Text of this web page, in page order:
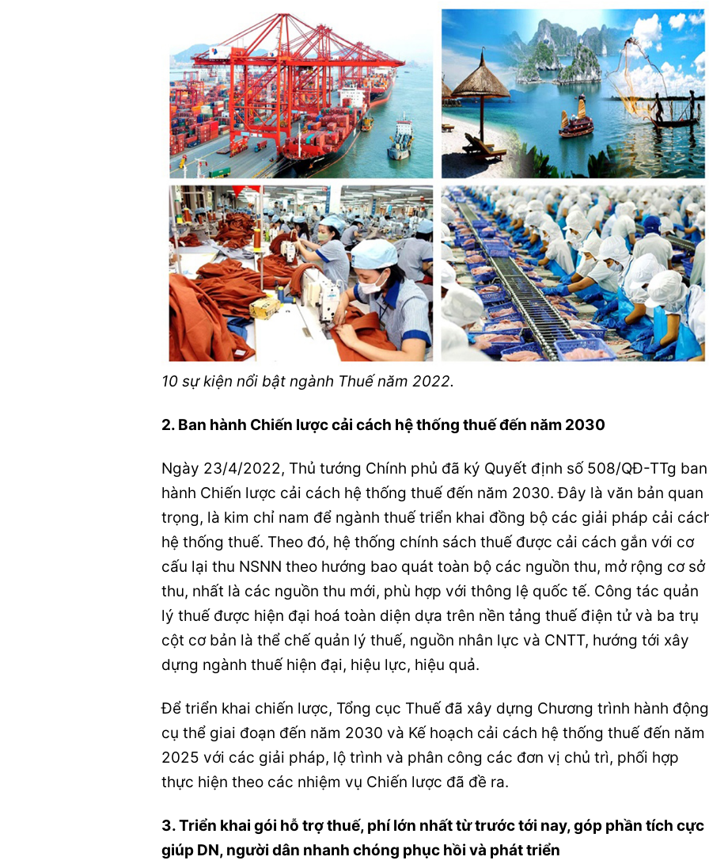
10 sự kiện nổi bật ngành Thuế năm 2022.
2. Ban hành Chiến lược cải cách hệ thống thuế đến năm 2030
Ngày 23/4/2022, Thủ tướng Chính phủ đã ký Quyết định số 508/QĐ-TTg ban
hành Chiến lược cải cách hệ thống thuế đến năm 2030. Đây là văn bản quan
trọng, là kim chỉ nam để ngành thuế triển khai đồng bộ các giải pháp cải
hệ thống thuế. Theo đó, hệ thống chính sách thuế được cải cách gắn với cơ
cấu lại thu NSNN theo hướng bao quát toàn bộ các nguồn thu, mở rộng cơ sở
thu, nhất là các nguồn thu mới, phù hợp với thông lệ quốc tế. Công tác quản
lý thuế được hiện đại hoá toàn diện dựa trên nền tảng thuế điện tử và ba trụ
cột cơ bản là thể chế quản lý thuế, nguồn nhân lực và CNTT, hướng tới xây
dựng ngành thuế hiện đại, hiệu lực, hiệu quả.
Để triển khai chiến lược, Tổng cục Thuế đã xây dựng Chương trình hành động
cụ thể giai đoạn đến năm 2030 và Kế hoạch cải cách hệ thống thuế đến năm
2025 với các giải pháp, lộ trình và phân công các đơn vị chủ trì, phối hợp
thực hiện theo các nhiệm vụ Chiến lược đã đề ra.
3. Triển khai gói hỗ trợ thuế, phí lớn nhất từ trước tới nay, góp phần tích cực
giúp DN, người dân nhanh chóng phục hồi và phát triển